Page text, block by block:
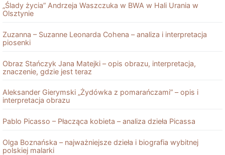
„Ślady życia” Andrzeja Waszczuka w BWA w Hali Urania w
Olsztynie
Zuzanna – Suzanne Leonarda Cohena – analiza i interpretacja
piosenki
Obraz Stańczyk Jana Matejki – opis obrazu, interpretacja,
znaczenie, gdzie jest teraz
Aleksander Gierymski „Żydówka z pomarańczami” – opis i
interpretacja obrazu
Pablo Picasso – Płacząca kobieta – analiza dzieła Picassa
Olga Boznańska – najważniejsze dzieła i biografia wybitnej
polskiej malarki